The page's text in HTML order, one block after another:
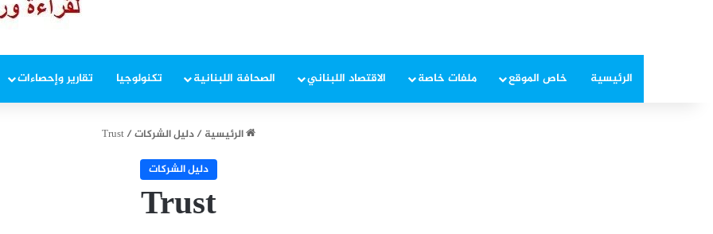
الرئيسية خاص الموقع ملفات خاصة الاقتصاد اللبناني الصحافة اللبنانية تكنولوجيا تقارير وإحصاءات
الرئيسية / دليل الشركات/
Trust
دليل الشركات
Trust